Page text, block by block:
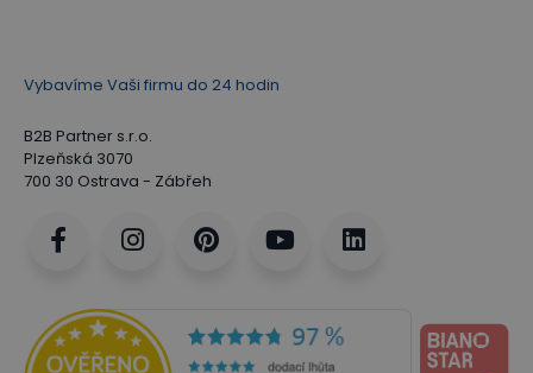
Vybavíme Vaši firmu do 24 hodin
B2B Partner s.r.o.
Plzeňská 3070
700 30 Ostrava - Zábřeh